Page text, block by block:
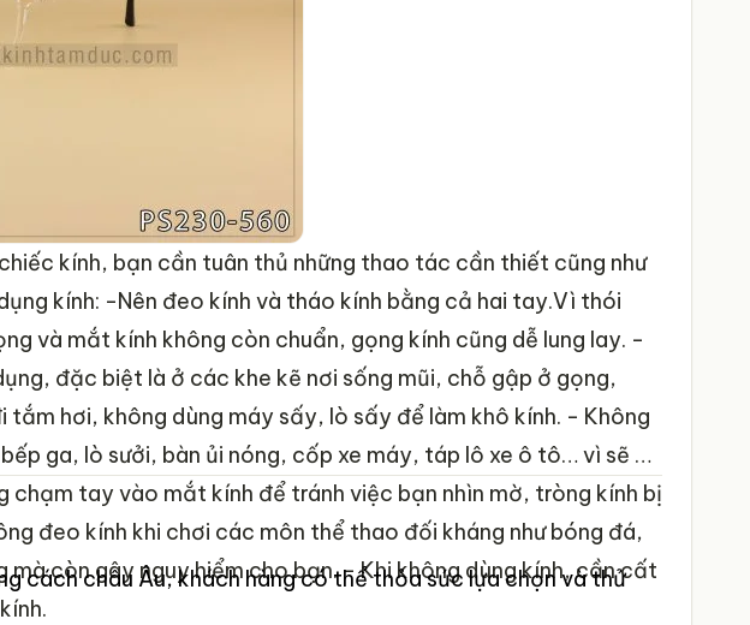
kính, bạn cần tuân thủ những thao tác cần thiết cũng như
kính: -Nên đeo kính và tháo kính bằng cả hai tay.Vì thói
và mắt kính không còn chuẩn, gọng kính cũng dễ lung lay. -
đặc biệt là ở các khe kẽ nơi sống mũi, chỗ gập ở gọng,
hơi, không dùng máy sấy, lò sấy để làm khô kính. - Không
ga, lò sưởi, bàn ủi nóng, cốp xe máy, táp lô xe ô tô… vì sẽ dễ
chạm tay vào mắt kính để tránh việc bạn nhìn mờ, tròng kính bị
đeo kính khi chơi các môn thể thao đối kháng như bóng đá,
mà còn gây nguy hiểm cho bạn. - Khi không dùng kính, cần cất
cách châu Âu, khách hàng có thể thỏa sức lựa chọn và thử